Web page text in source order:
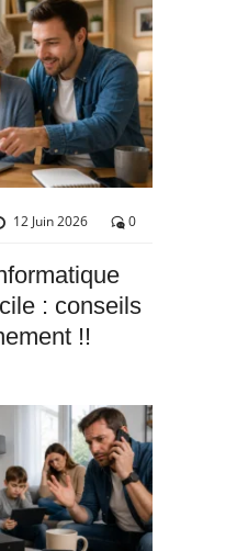
12 Juin 2026 0
: conseils
!!